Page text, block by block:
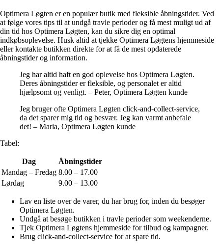
Optimera Løgten er en populær butik med fleksible åbningstider. Ved
at følge vores tips til at undgå travle perioder og få mest muligt ud af
din tid hos Optimera Løgten, kan du sikre dig en optimal
indkøbsoplevelse. Husk altid at tjekke Optimera Løgtens hjemmeside
eller kontakte butikken direkte for at få de mest opdaterede
åbningstider og information.
Jeg har altid haft en god oplevelse hos Optimera Løgten.
Deres åbningstider er fleksible, og personalet er altid
hjælpsomt og venligt. – Peter, Optimera Løgten kunde
Jeg bruger ofte Optimera Løgten click-and-collect-service,
da det sparer mig tid og besvær. Jeg kan varmt anbefale
det! – Maria, Optimera Løgten kunde
Tabel:
Dag
Åbningstider
Mandag – Fredag 8.00 – 17.00
Lørdag
9.00 – 13.00
Lav en liste over de varer, du har brug for, inden du besøger
Optimera Løgten.
Undgå at besøge butikken i travle perioder som weekenderne.
Tjek Optimera Løgtens hjemmeside for tilbud og kampagner.
Brug click-and-collect-service for at spare tid.